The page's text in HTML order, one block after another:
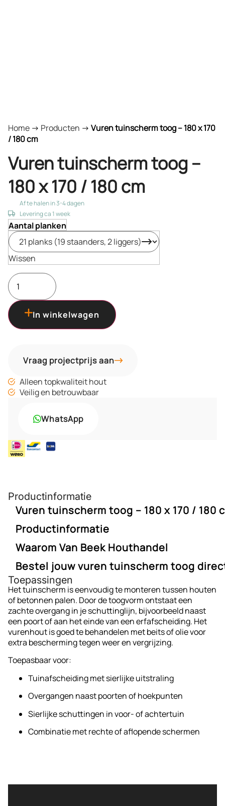
Home -> Producten -> Vuren tuinscherm toog – 180 x 170
/ 180 cm
Vuren tuinscherm toog –
180 x 170 / 180 cm
Af te halen in 3-4 dagen
Levering ca 1 week
Aantal planken
Wissen
In winkelwagen
Vraag projectprijs aan
Alleen topkwaliteit hout
Veilig en betrouwbaar
WhatsApp
Productinformatie
Vuren tuinscherm toog – 180 x 170 / 180
Het vuren tuinscherm met toog is een klassiek en
vriendelijk ogend scherm, ideaal voor wie een natuurlijke
erfafscheiding wil combineren met een speelse
vormgeving. Dankzij de ronde toogvorm (van 170 naar 180
cm) krijgt je tuin direct meer sfeer en karakter. Het
scherm is opgebouwd uit glad geschaafd vurenhout en
RVS-geschroefd voor een nette afwerking en extra
duurzaamheid.
Productinformatie
Houtsoort: Vurenhout (geschaafd)
Afmetingen: 180 cm breed × 170 / 180 cm hoog
(toogvorm)
Constructie: RVS-geschroefd
Aantal planken: Ca. 15 planken, verticaal geplaatst
Vorm: Toog (gebogen bovenrand)
Afwerking: Natuurlijke, lichte houtkleur
Toepassing: Tuinafscheiding met sierlijke
uitstraling
Waarom Van Beek Houthandel
Van Beek Houthandel staat voor kwaliteit, service en een
ruim assortiment tuinschermen. Of je nu een strakke of
klassieke uitstraling zoekt – bij ons vind je altijd het juiste
scherm.
Bestel jouw vuren tuinscherm toog
Breng extra sfeer in je tuin met dit toogvormige vuren
tuinscherm. Bestel eenvoudig bij Van Beek Houthandel –
scherp geprijsd en direct leverbaar uit eigen voorraad.
Toepassingen
Het tuinscherm is eenvoudig te monteren tussen houten
of betonnen palen. Door de toogvorm ontstaat een
zachte overgang in je schuttinglijn, bijvoorbeeld naast
een poort of aan het einde van een erfafscheiding. Het
vurenhout is goed te behandelen met beits of olie voor
extra bescherming tegen weer en vergrijzing.
Toepasbaar voor:
Tuinafscheiding met sierlijke uitstraling
Overgangen naast poorten of hoekpunten
Sierlijke schuttingen in voor- of achtertuin
Combinatie met rechte of aflopende schermen